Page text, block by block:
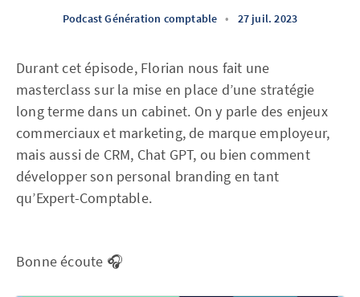
Podcast Génération comptable • 27 juil. 2023
Durant cet épisode, Florian nous fait une
masterclass sur la mise en place d’une stratégie
long terme dans un cabinet. On y parle des enjeux
commerciaux et marketing, de marque employeur,
mais aussi de CRM, Chat GPT, ou bien comment
développer son personal branding en tant
qu’Expert-Comptable.
Bonne écoute 🎧